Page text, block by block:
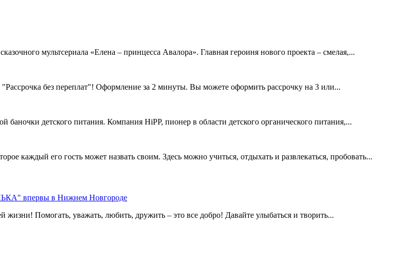
мультсериала «Елена – принцесса Авалора». Главная героиня нового проекта – смелая,...
без переплат"! Оформление за 2 минуты. Вы можете оформить рассрочку на 3 или...
баночки детского питания. Компания HiPP, пионер в области детского органического питания,...
каждый его гость может назвать своим. Здесь можно учиться, отдыхать и развлекаться, пробовать...
впервы в Нижнем Новгороде
жизни! Помогать, уважать, любить, дружить – это все добро! Давайте улыбаться и творить...